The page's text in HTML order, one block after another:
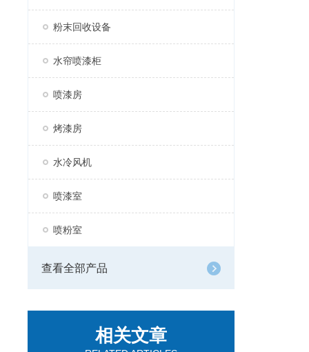
粉末回收设备
水帘喷漆柜
喷漆房
烤漆房
水冷风机
喷漆室
喷粉室
查看全部产品
相关文章